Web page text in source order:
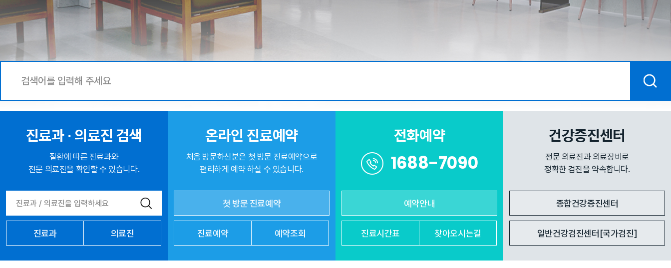
진료과 · 의료진 검색
질환에 따른 진료과와
전문 의료진을 확인할 수 있습니다.
진료과 의료진
온라인 진료예약
처음 방문하신분은 첫 방문 진료예약으로
편리하게 예약 하실 수 있습니다.
첫 방문 진료예약
진료예약 예약조회
전화예약
1688-7090
예약안내
진료시간표 찾아오시는길
건강증진센터
전문 의료진과 의료장비로
정확한 검진을 약속합니다.
종합건강증진센터
일반건강검진센터[국가검진]